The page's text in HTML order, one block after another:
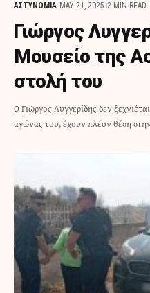
ΑΣΤΥΝΟΜΙΑ MAY 21, 2025 2 MIN READ
Γιώργος
Μουσείο της
στολή του
Ο Γιώργος Λυγγερίδης δεν
αγώνας του, έχουν πλέον θέση